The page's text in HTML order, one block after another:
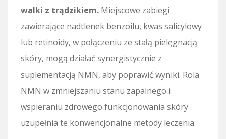
walki z trądzikiem. Miejscowe zabiegi
zawierające nadtlenek benzoilu, kwas salicylowy
lub retinoidy, w połączeniu ze stałą pielęgnacją
skóry, mogą działać synergistycznie z
suplementacją NMN, aby poprawić wyniki. Rola
NMN w zmniejszaniu stanu zapalnego i
wspieraniu zdrowego funkcjonowania skóry
uzupełnia te konwencjonalne metody leczenia.